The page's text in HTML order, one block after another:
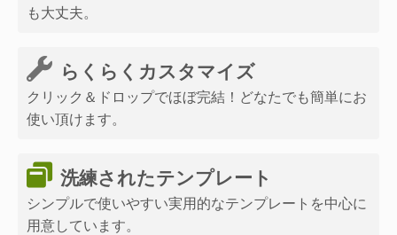
も大丈夫。
らくらくカスタマイズ
クリック＆ドロップでほぼ完結！どなたでも簡単にお
使い頂けます。
洗練されたテンプレート
シンプルで使いやすい実用的なテンプレートを中心に
用意しています。